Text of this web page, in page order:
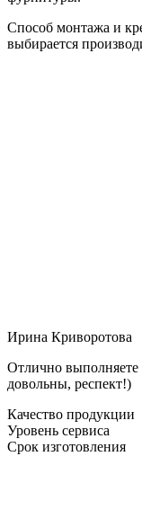
Способ монтажа и
выбирается
Ирина Криворотова
Отлично выполняете
довольны, респект!)
Качество продукции
Уровень сервиса
Срок изготовления